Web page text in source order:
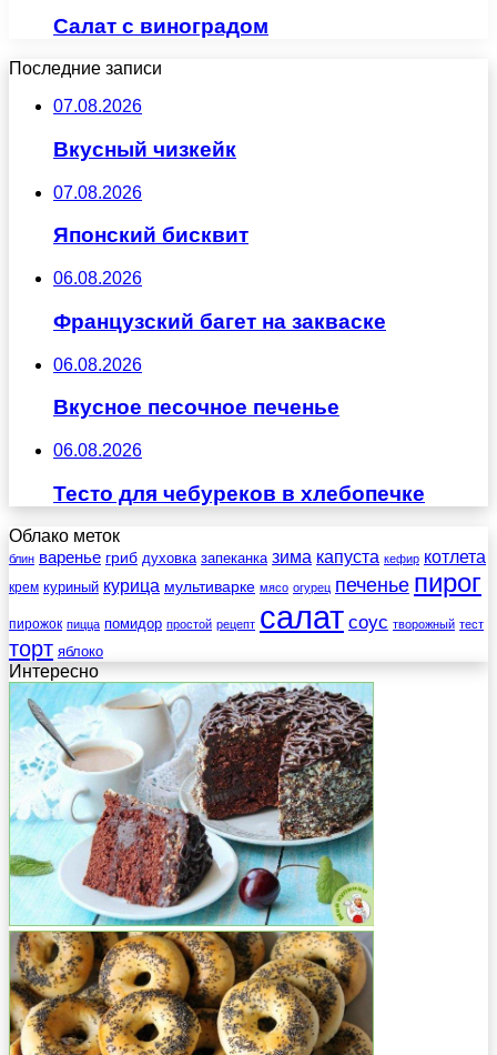
Салат с виноградом
Последние записи
07.08.2026
Вкусный чизкейк
07.08.2026
Японский бисквит
06.08.2026
Французский багет на закваске
06.08.2026
Вкусное песочное печенье
06.08.2026
Тесто для чебуреков в хлебопечке
Облако меток
блин варенье гриб духовка запеканка зима капуста кефир котлета
крем куриный курица мультиварке мясо огурец печенье пирог
пирожок пицца помидор простой рецепт салат соус творожный тест
торт яблоко
Интересно